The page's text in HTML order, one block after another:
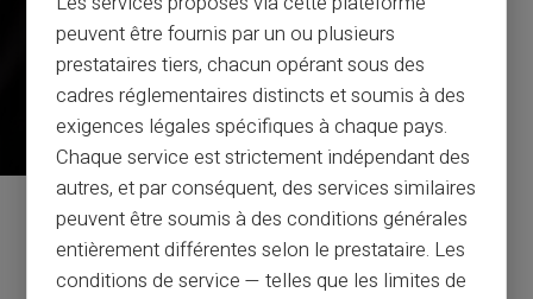
Service og support af
rigtige mennesker, ikke bots
peuvent être fournis par un ou plusieurs
prestataires tiers, chacun opérant sous des
cadres réglementaires distincts et soumis à des
exigences légales spécifiques à chaque pays.
Chaque service est strictement indépendant des
autres, et par conséquent, des services similaires
peuvent être soumis à des conditions générales
entièrement différentes selon le prestataire. Les
conditions de service — telles que les limites de